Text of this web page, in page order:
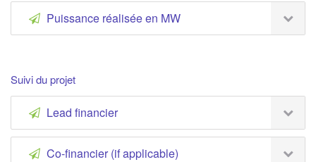
Puissance réalisée en MW
Suivi du projet
Lead financier
Co-financier (if applicable)